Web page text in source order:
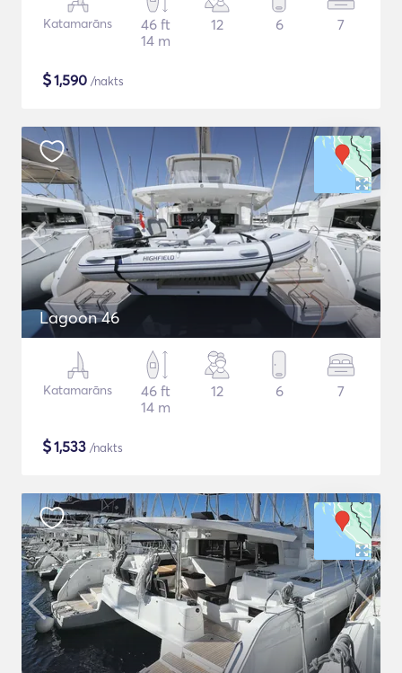
Katamarāns
46 ft
14 m
12 6 7
$1,590 /nakts
Lagoon 46
Katamarāns
46 ft
14 m
12 6 7
$1,533 /nakts